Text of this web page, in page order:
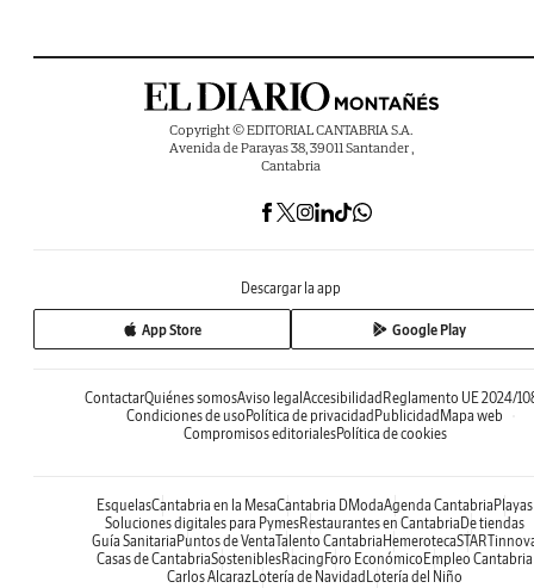
Copyright © EDITORIAL CANTABRIA S.A.
Avenida de Parayas 38, 39011 Santander ,
Cantabria
Descargar la app
App Store Google Play
ContactarQuiénes somosAviso legal Accesibilidad Reglamento UE 2024/
Condiciones de uso Política de privacidad Publicidad Mapa web
Compromisos editorialesPolítica de cookies
EsquelasCantabria en la MesaCantabria DModaAgenda Cantabria Playas
Soluciones digitales para PymesRestaurantes en Cantabria De tiendas
Guía Sanitaria Puntos de VentaTalento Cantabria Hemeroteca
Casas de CantabriaSosteniblesRacing Foro Económico Empleo Cantabria
Carlos AlcarazLotería de Navidad Lotería del Niño